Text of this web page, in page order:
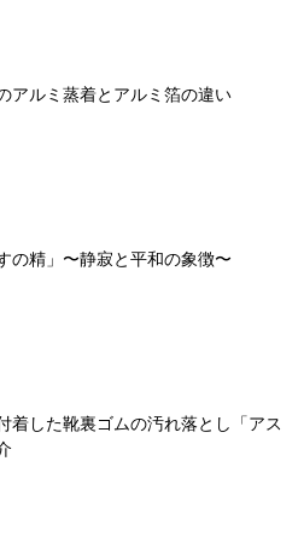
アルミ蒸着とアルミ箔の違い
の精」〜静寂と平和の象徴〜
着した靴裏ゴムの汚れ落とし「アス